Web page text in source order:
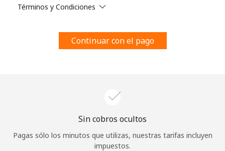
estosTérminos y condiciones.
Únete
¡Hola!
Inicia sesión oREGÍSTRATE →
Términos y Condiciones
Continuar con el pago
Sin cobros ocultos
Pagas sólo los minutos que utilizas, nuestras tarifas incluyen
impuestos.